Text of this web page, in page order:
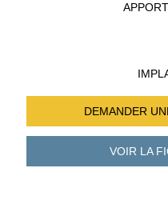
DEMANDER
VOIR LA